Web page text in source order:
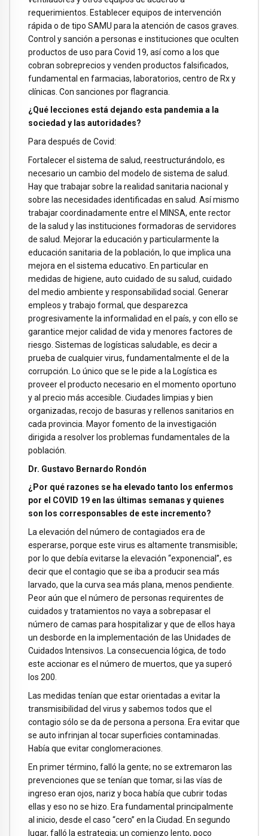
requerimientos. Establecer equipos de intervención
rápida o de tipo SAMU para la atención de casos graves.
Control y sanción a personas e instituciones que oculten
productos de uso para Covid 19, así como a los que
cobran sobreprecios y venden productos falsificados,
fundamental en farmacias, laboratorios, centro de Rx y
clínicas. Con sanciones por flagrancia.
¿Qué lecciones está dejando esta pandemia a la
sociedad y las autoridades?
Para después de Covid:
Fortalecer el sistema de salud, reestructurándolo, es
necesario un cambio del modelo de sistema de salud.
Hay que trabajar sobre la realidad sanitaria nacional y
sobre las necesidades identificadas en salud. Así mismo
trabajar coordinadamente entre el MINSA, ente rector
de la salud y las instituciones formadoras de servidores
de salud. Mejorar la educación y particularmente la
educación sanitaria de la población, lo que implica una
mejora en el sistema educativo. En particular en
medidas de higiene, auto cuidado de su salud, cuidado
del medio ambiente y responsabilidad social. Generar
empleos y trabajo formal, que desparezca
progresivamente la informalidad en el país, y con ello se
garantice mejor calidad de vida y menores factores de
riesgo. Sistemas de logísticas saludable, es decir a
prueba de cualquier virus, fundamentalmente el de la
corrupción. Lo único que se le pide a la Logística es
proveer el producto necesario en el momento oportuno
y al precio más accesible. Ciudades limpias y bien
organizadas, recojo de basuras y rellenos sanitarios en
cada provincia. Mayor fomento de la investigación
dirigida a resolver los problemas fundamentales de la
población.
Dr. Gustavo Bernardo Rondón
¿Por qué razones se ha elevado tanto los enfermos
por el COVID 19 en las últimas semanas y quienes
son los corresponsables de este incremento?
La elevación del número de contagiados era de
esperarse, porque este virus es altamente transmisible;
por lo que debía evitarse la elevación “exponencial”, es
decir que el contagio que se iba a producir sea más
larvado, que la curva sea más plana, menos pendiente.
Peor aún que el número de personas requirentes de
cuidados y tratamientos no vaya a sobrepasar el
número de camas para hospitalizar y que de ellos haya
un desborde en la implementación de las Unidades de
Cuidados Intensivos. La consecuencia lógica, de todo
este accionar es el número de muertos, que ya superó
los 200.
Las medidas tenían que estar orientadas a evitar la
transmisibilidad del virus y sabemos todos que el
contagio sólo se da de persona a persona. Era evitar que
se auto infrinjan al tocar superficies contaminadas.
Había que evitar conglomeraciones.
En primer término, falló la gente; no se extremaron las
prevenciones que se tenían que tomar, si las vías de
ingreso eran ojos, nariz y boca había que cubrir todas
ellas y eso no se hizo. Era fundamental principalmente
al inicio, desde el caso “cero” en la Ciudad. En segundo
lugar, falló la estrategia; un comienzo lento, poco